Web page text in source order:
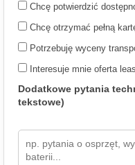
Chcę potwierdzić
Chcę otrzymać pełną
Potrzebuję wyceny
Interesuje mnie oferta
Dodatkowe pytania
tekstowe)